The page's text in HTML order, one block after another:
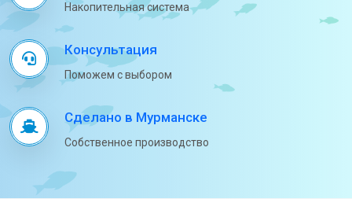
Накопительная система
Консультация
Поможем с выбором
Сделано в Мурманске
Собственное производство